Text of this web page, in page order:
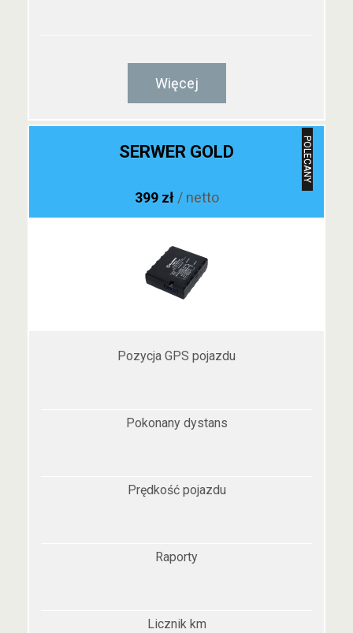
Więcej
POLECANY
SERWER GOLD
399 zł / netto
Pozycja GPS pojazdu
Pokonany dystans
Prędkość pojazdu
Raporty
Licznik km